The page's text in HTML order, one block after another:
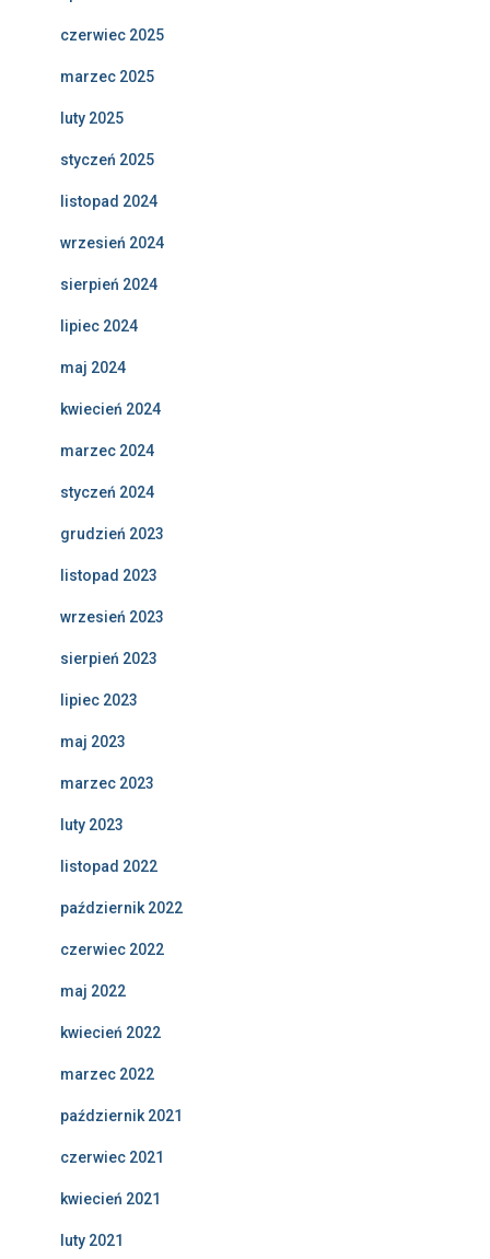
czerwiec 2025
marzec 2025
luty 2025
styczeń 2025
listopad 2024
wrzesień 2024
sierpień 2024
lipiec 2024
maj 2024
kwiecień 2024
marzec 2024
styczeń 2024
grudzień 2023
listopad 2023
wrzesień 2023
sierpień 2023
lipiec 2023
maj 2023
marzec 2023
luty 2023
listopad 2022
październik 2022
czerwiec 2022
maj 2022
kwiecień 2022
marzec 2022
październik 2021
czerwiec 2021
kwiecień 2021
luty 2021